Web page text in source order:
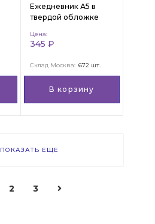
Ежедневник А5 в
твердой обложке
Цена:
345 ₽
Склад Москва: 672 шт.
В корзину
ПОКАЗАТЬ ЕЩЕ
2 3